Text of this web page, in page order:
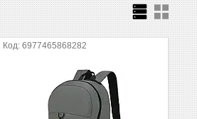
6977465868282